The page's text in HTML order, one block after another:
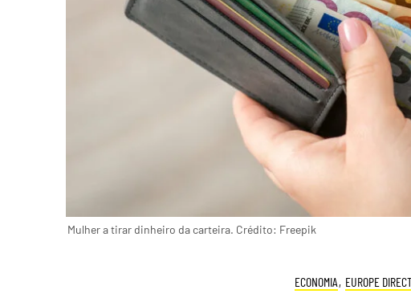
Mulher a tirar dinheiro da carteira. Crédito: Freepik
ECONOMIA, EUROPE